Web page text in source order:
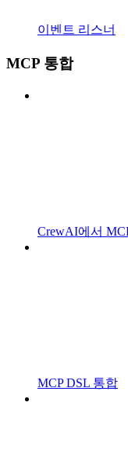
이벤트 리스너
MCP 통합
CrewAI에서
MCP DSL 통합